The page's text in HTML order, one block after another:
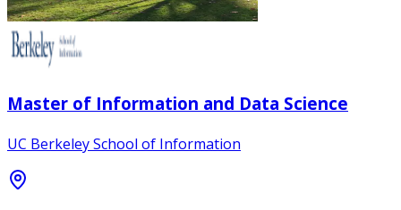
Master of Information and Data Science
UC Berkeley School of Information